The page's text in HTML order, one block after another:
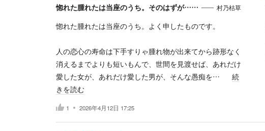
惚れた腫れたは当座のうち。そのはずが……
村乃枯草
惚れた腫れたは当座のうち。よく申したものです。
人の恋心の寿命は下手すりゃ腫れ物が出来てから跡形なく
消えるまでよりも短いもんで、世間を見渡せば、あれだけ
愛した女が、あれだけ愛した男が、そんな愚痴を…
続
きを読む
1 2026年4月12日 17:25